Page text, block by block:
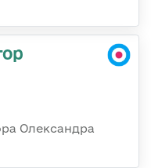
Олександра